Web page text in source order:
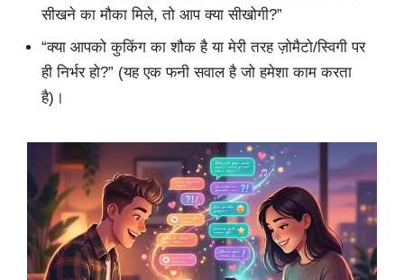
सीखने का मौका मिले, तो आप क्या सीखोगी?”
“क्या आपको कुकिंग का शौक है या मेरी तरह ज़ोमैटो/स्विगी पर
ही निर्भर हो?” (यह एक फनी सवाल है जो हमेशा काम करता
है)।